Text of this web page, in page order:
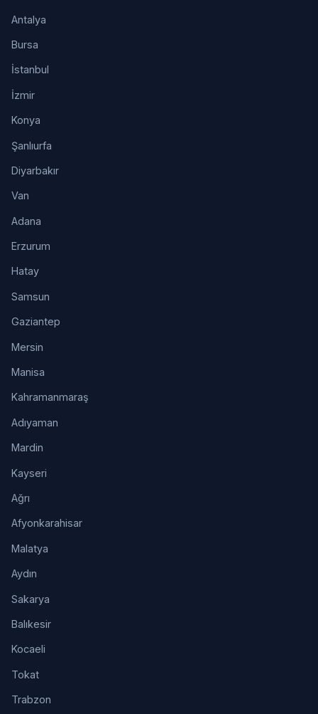
Antalya
Bursa
İstanbul
İzmir
Konya
Şanlıurfa
Diyarbakır
Van
Adana
Erzurum
Hatay
Samsun
Gaziantep
Mersin
Manisa
Kahramanmaraş
Adıyaman
Mardin
Kayseri
Ağrı
Afyonkarahisar
Malatya
Aydın
Sakarya
Balıkesir
Kocaeli
Tokat
Trabzon